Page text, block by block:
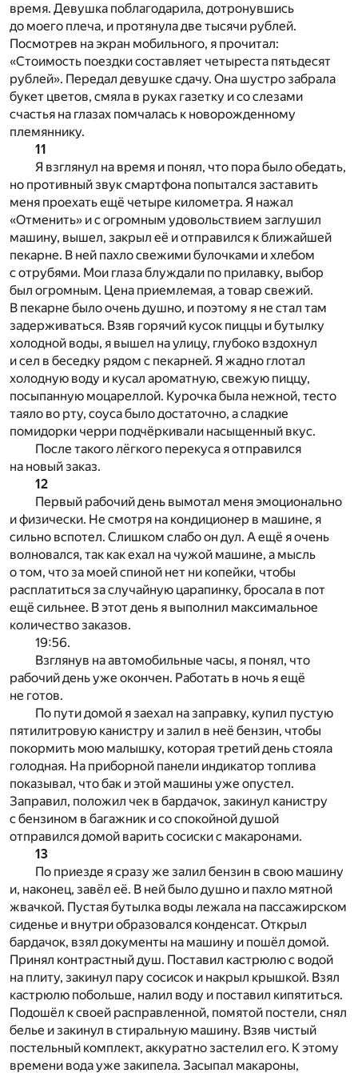
время. Девушка поблагодарила, дотронувшись
до моего плеча, и протянула две тысячи рублей.
Посмотрев на экран мобильного, я прочитал:
«Стоимость поездки составляет четыреста пятьдесят
рублей». Передал девушке сдачу. Она шустро забрала
букет цветов, смяла в руках газетку и со слезами
счастья на глазах помчалась к новорожденному
племяннику.
11
Я взглянул на время и понял, что пора было обедать,
но противный звук смартфона попытался заставить
меня проехать ещё четыре километра. Я нажал
«Отменить» и с огромным удовольствием заглушил
машину, вышел, закрыл её и отправился к ближайшей
пекарне. В ней пахло свежими булочками и хлебом
с отрубями. Мои глаза блуждали по прилавку, выбор
был огромным. Цена приемлемая, а товар свежий.
В пекарне было очень душно, и поэтому я не стал там
задерживаться. Взяв горячий кусок пиццы и бутылку
холодной воды, я вышел на улицу, глубоко вздохнул
и сел в беседку рядом с пекарней. Я жадно глотал
холодную воду и кусал ароматную, свежую пиццу,
посыпанную моцареллой. Курочка была нежной, тесто
таяло во рту, соуса было достаточно, а сладкие
помидорки черри подчёркивали насыщенный вкус.
После такого лёгкого перекуса я отправился
на новый заказ.
12
Первый рабочий день вымотал меня эмоционально
и физически. Не смотря на кондиционер в машине, я
сильно вспотел. Слишком слабо он дул. А ещё я очень
волновался, так как ехал на чужой машине, а мысль
о том, что за моей спиной нет ни копейки, чтобы
расплатиться за случайную царапинку, бросала в пот
ещё сильнее. В этот день я выполнил максимальное
количество заказов.
19:56.
Взглянув на автомобильные часы, я понял, что
рабочий день уже окончен. Работать в ночь я ещё
не готов.
По пути домой я заехал на заправку, купил пустую
пятилитровую канистру и залил в неё бензин, чтобы
покормить мою малышку, которая третий день стояла
голодная. На приборной панели индикатор топлива
показывал, что бак и этой машины уже опустел.
Заправил, положил чек в бардачок, закинул канистру
с бензином в багажник и со спокойной душой
отправился домой варить сосиски с макаронами.
13
По приезде я сразу же залил бензин в свою машину
и, наконец, завёл её. В ней было душно и пахло мятной
жвачкой. Пустая бутылка воды лежала на пассажирском
сиденье и внутри образовался конденсат. Открыл
бардачок, взял документы на машину и пошёл домой.
Принял контрастный душ. Поставил кастрюлю с водой
на плиту, закинул пару сосисок и накрыл крышкой. Взял
кастрюлю побольше, налил воду и поставил кипятиться.
Подошёл к своей расправленной, помятой постели, снял
белье и закинул в стиральную машину. Взяв чистый
постельный комплект, аккуратно застелил его. К этому
времени вода уже закипела. Засыпал макароны,